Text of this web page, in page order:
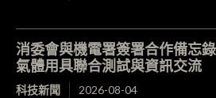
消委會與機電署簽署合作備忘
氣體用具聯合測試與資訊交流
科技新聞 2026-08-04